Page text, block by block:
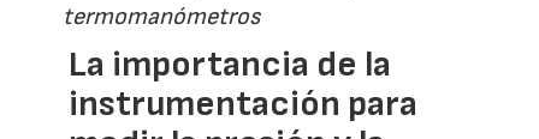
termomanómetros
La importancia de la
instrumentación para